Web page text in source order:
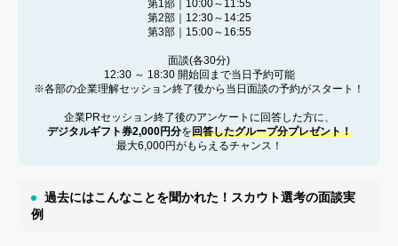
第1部｜10:00～11:55
第2部｜12:30～14:25
第3部｜15:00～16:55
面談(各30分)
12:30 ～ 18:30 開始回まで当日予約可能
※各部の企業理解セッション終了後から当日面談の予約がスタート！
企業PRセッション終了後のアンケートに回答した方に、
デジタルギフト券2,000円分を回答したグループ分プレゼント！
最大6,000円がもらえるチャンス！
過去にはこんなことを聞かれた！スカウト選考の面談実
例